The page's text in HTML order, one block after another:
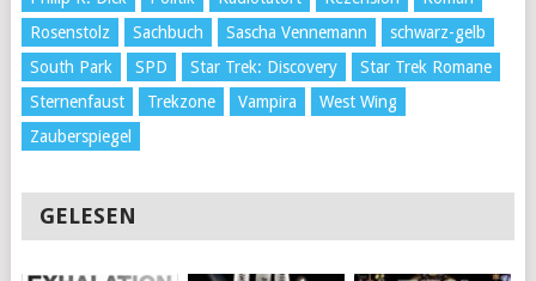
Rosenstolz
Sachbuch Sascha Vennemann
schwarz-gelb
South Park
SPD Star Trek: Discovery
Star Trek Romane
Sternenfaust
Trekzone Vampira
West Wing
Zauberspiegel
GELESEN